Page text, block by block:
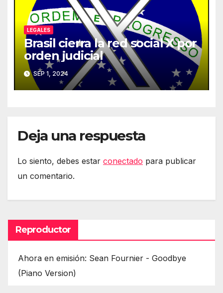
LEGALES
Brasil cierra la red social X por
orden judicial
SEP 1, 2024
Deja una respuesta
Lo siento, debes estar conectado para publicar
un comentario.
Reproductor
Ahora en emisión: Sean Fournier - Goodbye
(Piano Version)